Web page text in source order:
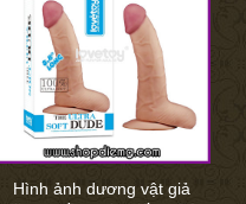
Hình ảnh dương vật giả